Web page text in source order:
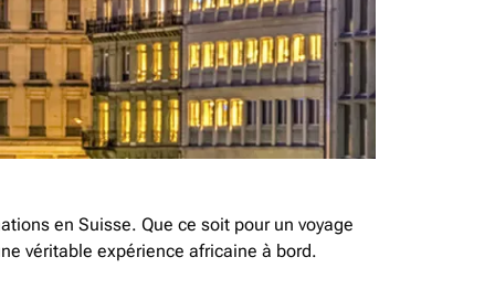
en Suisse. Que ce soit pour un voyage
véritable expérience africaine à bord.